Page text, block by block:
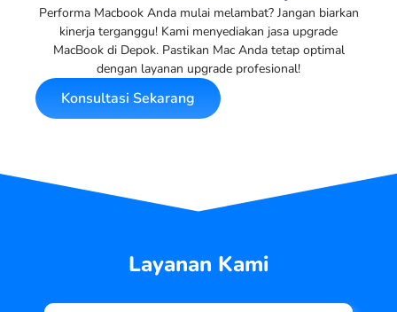
Performa Macbook Anda mulai melambat? Jangan biarkan
kinerja terganggu! Kami menyediakan jasa upgrade
MacBook di Depok. Pastikan Mac Anda tetap optimal
dengan layanan upgrade profesional!
Konsultasi Sekarang
Layanan Kami